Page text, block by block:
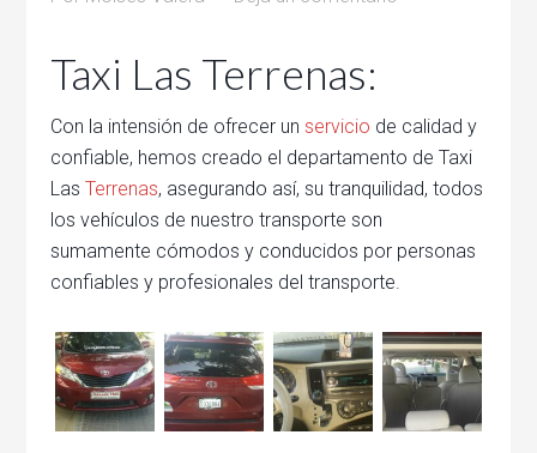
Taxi Las Terrenas:
Con la intensión de ofrecer unservicio de calidad y
confiable, hemos creado el departamento de Taxi
LasTerrenas, asegurando así, su tranquilidad, todos
los vehículos de nuestro transporte son
sumamente cómodos y conducidos por personas
confiables y profesionales del transporte.